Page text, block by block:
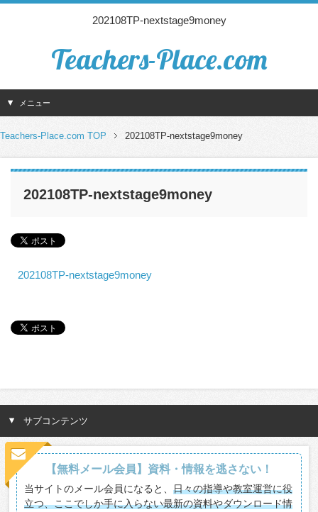
202108TP-nextstage9money
Teachers-Place.com
メニュー
Teachers-Place.com TOP 202108TP-nextstage9money
202108TP-nextstage9money
202108TP-nextstage9money
サブコンテンツ
【無料メール会員】資料・情報を逃さない！
当サイトのメール会員になると、日々の指導や教室運営に役
立つ、ここでしか手に入らない最新の資料やダウンロード情